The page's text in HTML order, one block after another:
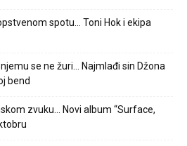
spotu… Toni Hok i ekipa
se ne žuri… Najmlađi sin Džona
bend
zvuku… Novi album “Surface,